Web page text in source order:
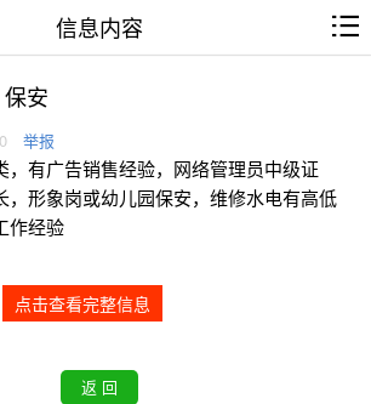
信息内容
安
举报
，有广告销售经验，网络管理员中级证
，形象岗或幼儿园保安，维修水电有高低
作经验
点击查看完整信息